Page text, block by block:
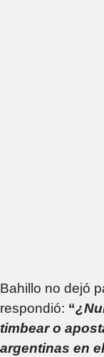
Bahillo no dejó
respondió: “
timbear o
argentinas en